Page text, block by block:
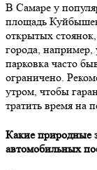
В Самаре у
площадь
открытых
города, например,
парковка часто
ограничено.
утром, чтобы
тратить время на
Какие природные
автомобильных